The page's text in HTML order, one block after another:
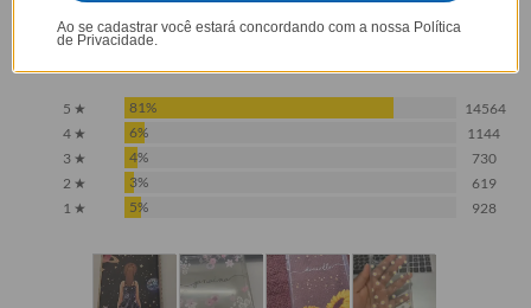
4,5
5 ★ 81%
14564
4 ★
6%
1144
3 ★
4%
730
2 ★
3%
619
1 ★
5% 928
Ao se cadastrar você estará concordando com a nossa Política
de Privacidade.